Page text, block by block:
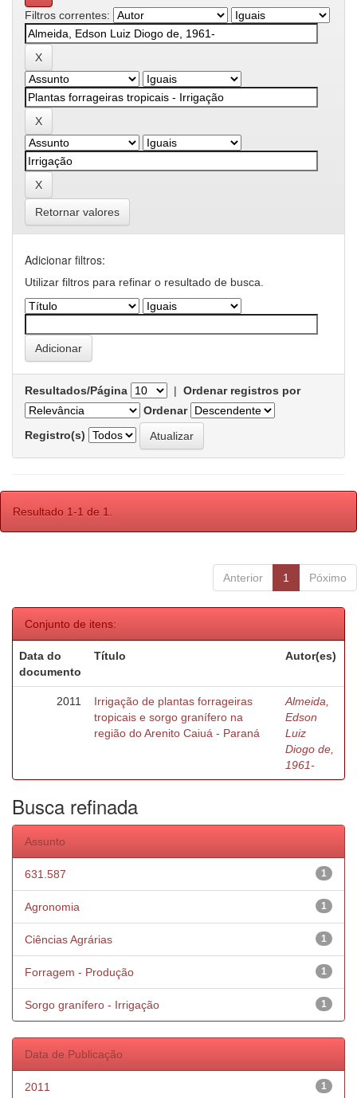
Filtros correntes:
Retornar valores
Adicionar filtros:
Utilizar filtros para refinar o resultado de busca.
Resultados/Página | Ordenar registros por
Ordenar
Registro(s)
Resultado 1-1 de 1.
Anterior 1 Póximo
Conjunto de itens:
Data do
documento
Título Autor(es)
2011
Irrigação de plantas forrageiras
tropicais e sorgo granífero na
região do Arenito Caiuá - Paraná
Almeida,
Edson
Luiz
Diogo de,
1961-
Busca refinada
Assunto
1
631.587
1
Agronomia
1
Ciências Agrárias
1
Forragem - Produção
1
Sorgo granífero - Irrigação
Data de Publicação
1
2011